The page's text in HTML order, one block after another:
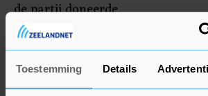
Toestemming Details
de partij doneerde.
Volgens het Openbaar Ministerie
reden om aan te nemen dat Ratas
was van de kwestie. Hij heeft